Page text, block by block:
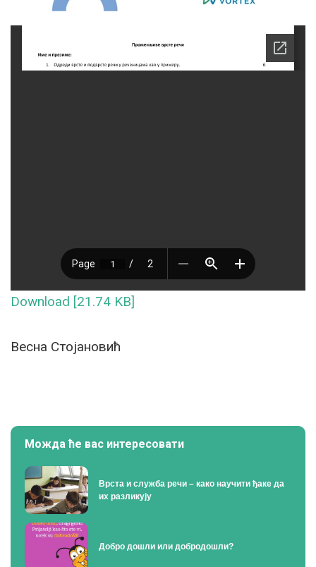
Download [21.74 KB]
Весна Стојановић
Можда ће вас интересовати
Врста и служба речи – како научити ђаке да
их разликују
Добро дошли или добродошли?